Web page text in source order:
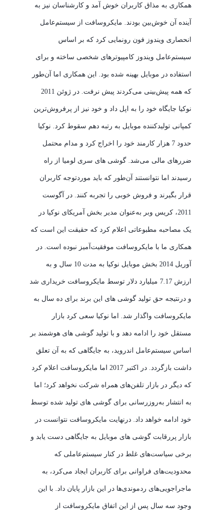
همکاری به مذاق کاربران خوش آمد و کارشناسان نیز به
آینده آن خوش‌بین بودند. مایکروسافت از سیستم‌عامل
انحصاری ویندوز فون رونمایی کرد که بر اساس
سیستم‌عامل ویندوز کامپیوترهای شخصی ساخته و برای
استفاده در موبایل بهینه شده بود. این همکاری اما آن‌طور
که همه پیش‌بینی می‌کردند پیش نرفت. در ژوئن 2011
نوکیا جایگاه خود را به اپل داد و خود نیز از پرفروش‌ترین
کمپانی تولیدکننده موبایل به رتبه دهم سقوط کرد. نوکیا
حدود 7 هزار کارمند خود را اخراج کرد و مدام محتمل
ضررهای مالی می‌شد. گوشی های سری لومیا از راه
رسیدند اما نتوانستند آن‌طور که باید موردتوجه کاربران
قرار بگیرند و فروش خوبی را تجربه کنند. در آگوست
2011، کریس وبر به‌عنوان مدیر بخش آمریکای نوکیا در
یک مصاحبه مطبوعاتی اعلام کرد که حقیقت این است که
همکاری ما با مایکروسافت موفقیت‌آمیز نبوده است. در
آوریل 2014 بخش موبایل نوکیا به مدت 10 سال و به
ارزش 7.17 میلیارد دلار توسط مایکروسافت خریداری شد
و درنتیجه حق تولید گوشی های این برند برای ده سال به
مایکروسافت واگذار شد. اما نوکیا سعی کرد بازار
مستقل خود را ادامه دهد و با تولید گوشی های هوشمند بر
اساس سیستم‌عامل اندروید، به جایگاهی که به آن تعلق
داشت بازگردد. در اکتبر 2017 اما مایکروسافت اعلام کرد
که دیگر در بازار تلفن‌‌های همراه شرکت نخواهد کرد؛ اما
به انتشار به‌روزرسانی برای گوشی های تولید شده توسط
خود ادامه خواهد داد. درنهایت مایکروسافت نتوانست در
بازار پررقابت گوشی های موبایل به جایگاهی دست یابد و
برخی سیاست‌های غلط در کنار سیستم‌عاملی که
محدودیت‌های فراوانی برای کاربران ایجاد می‌کرد، به
ماجراجویی‌های ردموندی‌ها در این بازار پایان داد. با این
وجود سه سال پس از این اتفاق مایکروسافت از